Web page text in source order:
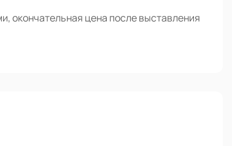
окончательная цена после выставления